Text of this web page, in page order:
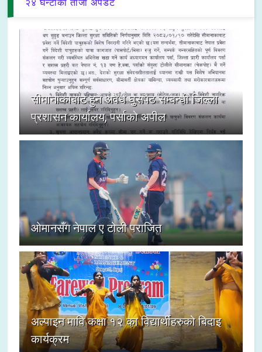
२४ घन्टाका ताजा अपडेट
सीमानाकाबाट हुने अवैध घुसपैठ सम्बन्धी जिल्ला
प्रशासन कार्यालय, पर्साको अपील
ओमानसँग नेपाल ए टोली पराजित
अल्पाइन मावि कक्षा १२ का विद्यार्थीहरुको बिदाइ
कार्यक्रम